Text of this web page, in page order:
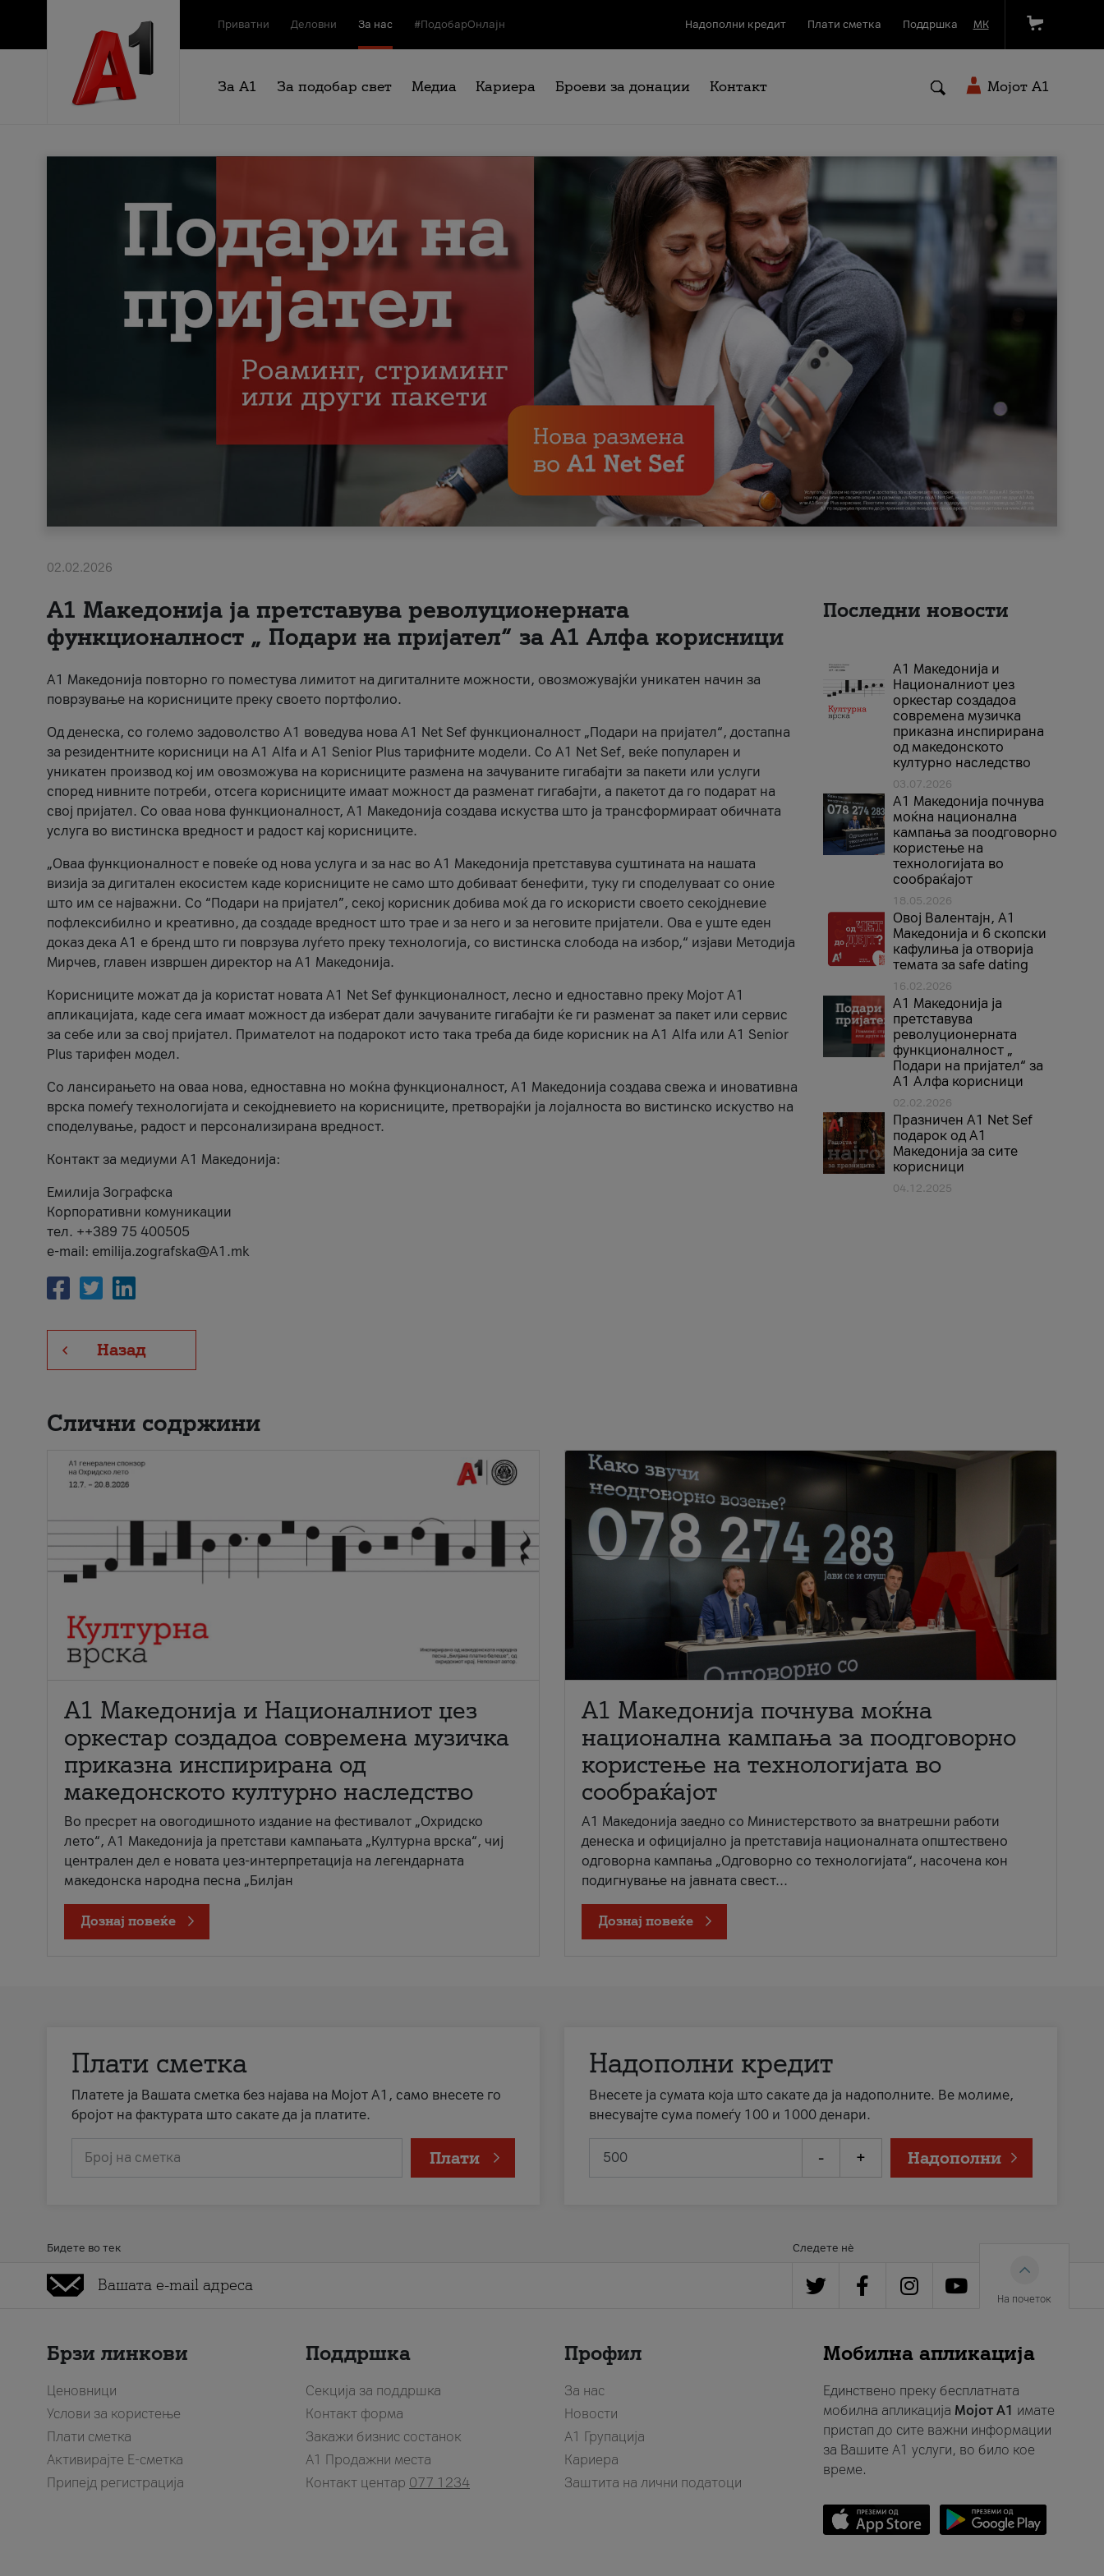
Приватни Деловни За нас #ПодобарОнлајн Надополни кредит Плати сметка Поддршка МК
За А1 За подобар свет Медиа Кариера Броеви за донации Контакт Мојот A1
02.02.2026
А1 Македонија ја претставува револуционерната
функционалност „ Подари на пријател“ за А1 Алфа корисници
А1 Македонија повторно го поместува лимитот на дигиталните можности, овозможувајќи уникатен начин за
поврзување на корисниците преку своето портфолио.
Од денеска, со големо задоволство А1 воведува нова A1 Net Sef функционалност „Подари на пријател“, достапна
за резидентните корисници на А1 Alfa и A1 Senior Plus тарифните модели. Со A1 Net Sef, веќе популарен и
уникатен производ кој им овозможува на корисниците размена на зачуваните гигабајти за пакети или услуги
според нивните потреби, отсега корисниците имаат можност да разменат гигабајти, а пакетот да го подарат на
свој пријател. Со оваа нова функционалност, А1 Македонија создава искуства што ја трансформираат обичната
услуга во вистинска вредност и радост кај корисниците.
„Оваа функционалност е повеќе од нова услуга и за нас во А1 Македонија претставува суштината на нашата
визија за дигитален екосистем каде корисниците не само што добиваат бенефити, туку ги споделуваат со оние
што им се најважни. Со “Подари на пријател”, секој корисник добива моќ да го искористи своето секојдневие
пофлексибилно и креативно, да создаде вредност што трае и за него и за неговите пријатели. Ова е уште еден
доказ дека А1 е бренд што ги поврзува луѓето преку технологија, со вистинска слобода на избор,“ изјави Методија
Мирчев, главен извршен директор на А1 Македонија.
Корисниците можат да ја користат новата А1 Net Sef функционалност, лесно и едноставно преку Мојот А1
апликацијата, каде сега имаат можност да изберат дали зачуваните гигабајти ќе ги разменат за пакет или сервис
за себе или за свој пријател. Примателот на подарокот исто така треба да биде корисник на А1 Alfa или A1 Senior
Plus тарифен модел.
Со лансирањето на оваа нова, едноставна но моќна функционалност, А1 Македонија создава свежа и иновативна
врска помеѓу технологијата и секојдневието на корисниците, претворајќи ја лојалноста во вистинско искуство на
споделување, радост и персонализирана вредност.
Контакт за медиуми А1 Македонија:
Емилија Зографска
Корпоративни комуникации
тел. ++389 75 400505
e-mail: emilija.zografska@A1.mk
Назад
Последни новости
А1 Македонија и
Националниот џез
оркестар создадоа
современа музичка
приказна инспирирана
од македонското
културно наследство
03.07.2026
A1 Македонија почнува
моќна национална
кампања за поодговорно
користење на
технологијата во
сообраќајот
18.05.2026
Овој Валентајн, A1
Македонија и 6 скопски
кафулиња ја отворија
темата за safe dating
16.02.2026
А1 Македонија ја
претставува
револуционерната
функционалност „
Подари на пријател“ за
А1 Алфа корисници
02.02.2026
Празничен A1 Net Sеf
подарок од А1
Македонија за сите
корисници
04.12.2025
Слични содржини
А1 Македонија и Националниот џез
оркестар создадоа современа музичка
приказна инспирирана од
македонското културно наследство
Во пресрет на овогодишното издание на фестивалот „Охридско
лето“, А1 Македонија ја претстави кампањата „Културна врска“, чиј
централен дел е новата џез-интерпретација на легендарната
македонска народна песна „Билјан
Дознај повеќе
A1 Македонија почнува моќна
национална кампања за поодговорно
користење на технологијата во
сообраќајот
A1 Македонија заедно со Министерството за внатрешни работи
денеска и официјално ја претставија националната општествено
одговорна кампања „Одговорно со технологијата“, насочена кон
подигнување на јавната свест...
Дознај повеќе
Плати сметка
Платете ја Вашата сметка без најава на Мојот А1, само внесете го
бројот на фактурата што сакате да ја платите.
Број на сметка Плати
Надополни кредит
Внесете ја сумата која што сакате да ја надополните. Ве молиме,
внесувајте сума помеѓу 100 и 1000 денари.
- + Надополни
Бидете во тек Следете нè
На почеток
Брзи линкови
Ценовници
Услови за користење
Плати сметка
Активирајте Е-сметка
Припејд регистрација
Поддршка
Секција за поддршка
Контакт форма
Закажи бизнис состанок
A1 Продажни места
Контакт центар 077 1234
Профил
За нас
Новости
А1 Групација
Кариера
Заштита на лични податоци
Мобилна апликација
Единствено преку бесплатната
мобилна апликација Мојот A1 имате
пристап до сите важни информации
за Вашите A1 услуги, во било кое
време.